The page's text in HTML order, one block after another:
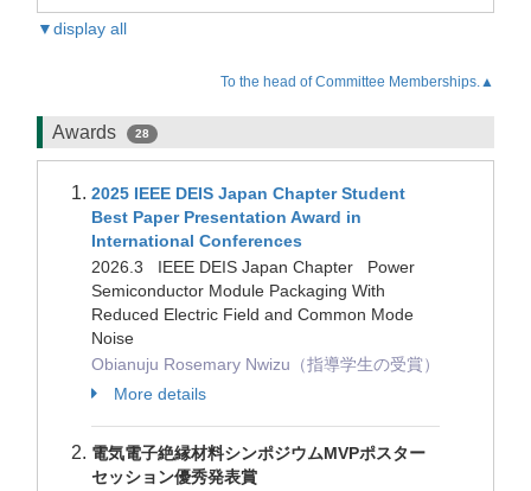
▼display all
To the head of Committee Memberships.▲
Awards 28
2025 IEEE DEIS Japan Chapter Student
Best Paper Presentation Award in
International Conferences
2026.3 IEEE DEIS Japan Chapter Power
Semiconductor Module Packaging With
Reduced Electric Field and Common Mode
Noise
Obianuju Rosemary Nwizu（指導学生の受賞）
More details
電気電子絶縁材料シンポジウムMVPポスター
セッション優秀発表賞